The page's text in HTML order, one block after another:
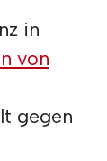
in
von
gegen